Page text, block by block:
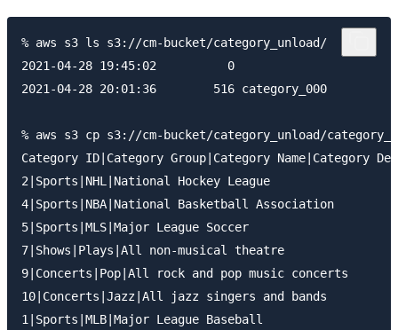
% aws s3 ls s3://cm-bucket/category_unload/
2021-04-28 19:45:02          0
2021-04-28 20:01:36        516 category_000
% aws s3 cp s3://cm-bucket/category_unload/
Category ID|Category Group|Category Name|Category
2|Sports|NHL|National Hockey League
4|Sports|NBA|National Basketball Association
5|Sports|MLS|Major League Soccer
7|Shows|Plays|All non-musical theatre
9|Concerts|Pop|All rock and pop music concerts
10|Concerts|Jazz|All jazz singers and bands
1|Sports|MLB|Major League Baseball